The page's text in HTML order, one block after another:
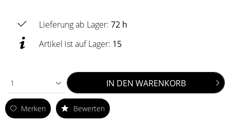
Lieferung ab Lager: 72 h
Artikel ist auf Lager: 15
1 IN DEN WARENKORB
Merken Bewerten